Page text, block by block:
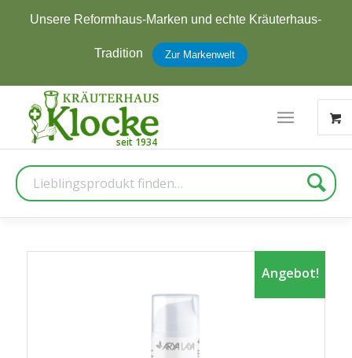
Unsere Reformhaus-Marken und echte Kräuterhaus-
Tradition Zur Markenwelt
Suche
Angebot!